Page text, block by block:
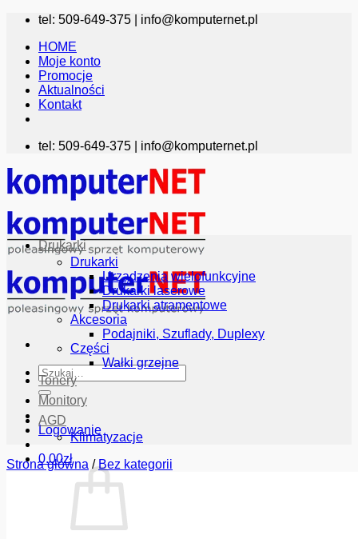
Przewiń
zawartości
tel: 509-649-375 | info@komputernet.pl
HOME
Moje konto
Promocje
Aktualności
Kontakt
tel: 509-649-375 | info@komputernet.pl
Szukaj:
Logowanie
0.00zł
Drukarki
Drukarki
Urządzenia wielofunkcyjne
Drukarki laserowe
Drukarki atramentowe
Akcesoria
Podajniki, Szuflady, Duplexy
Części
Wałki grzejne
Tonery
Monitory
AGD
Klimatyzacje
Strona główna / Bez kategorii